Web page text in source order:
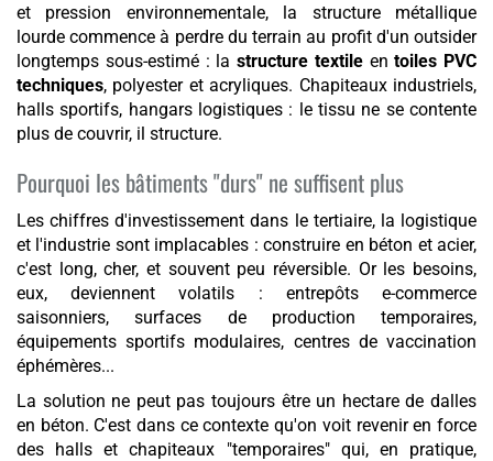
et pression environnementale, la structure métallique
lourde commence à perdre du terrain au profit d'un outsider
longtemps sous-estimé : la structure textileentoiles PVC
techniques, polyester et acryliques. Chapiteaux industriels,
halls sportifs, hangars logistiques : le tissu ne se contente
plus de couvrir, il structure.
Pourquoi les bâtiments "durs" ne suffisent plus
Les chiffres d'investissement dans le tertiaire, la logistique
et l'industrie sont implacables : construire en béton et acier,
c'est long, cher, et souvent peu réversible. Or les besoins,
eux, deviennent volatils : entrepôts e-commerce
saisonniers, surfaces de production temporaires,
équipements sportifs modulaires, centres de vaccination
éphémères...
La solution ne peut pas toujours être un hectare de dalles
en béton. C'est dans ce contexte qu'on voit revenir en force
des halls et chapiteaux "temporaires" qui, en pratique,